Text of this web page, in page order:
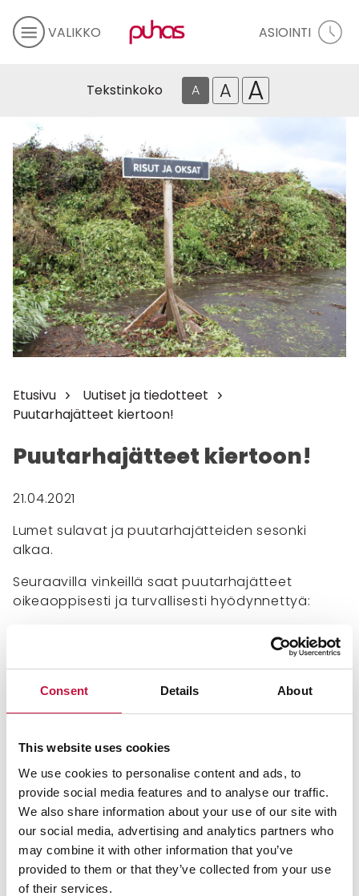
Consent Details About
This website uses cookies
We use cookies to personalise content and ads, to
provide social media features and to analyse our traffic.
We also share information about your use of our site with
our social media, advertising and analytics partners who
may combine it with other information that you’ve
provided to them or that they’ve collected from your use
of their services.
VALIKKO ASIOINTI
Tekstinkoko A A A
Etusivu
Uutiset ja tiedotteet
Puutarhajätteet kiertoon!
Puutarhajätteet kiertoon!
21.04.2021
Lumet sulavat ja puutarhajätteiden sesonki
alkaa.
Seuraavilla vinkeillä saat puutarhajätteet
oikeaoppisesti ja turvallisesti hyödynnettyä:
Tuo puutarhajätteesi Kontiosuon jätekeskukseen tai
haravointijätteet erikseen, sillä ne käsitellään eri
tavalla.
Puutarhajätteille löytyy myös kunnan järjestämiä
asukkaille. Löydät vastaanottopaikat kunnan
nettisivuilta.
Haravointijätteet voi kompostoida, jolloin saat
ravinteet käyttöösi omassa puutarhassa.
Risut ja oksat kannattaa hakettaa ja käyttää
kompostin tukiaineena. Haketta voi käyttää myös
puutarhakatteena.
Älä vie puutarhajätteitä metsään tai joutomaille.